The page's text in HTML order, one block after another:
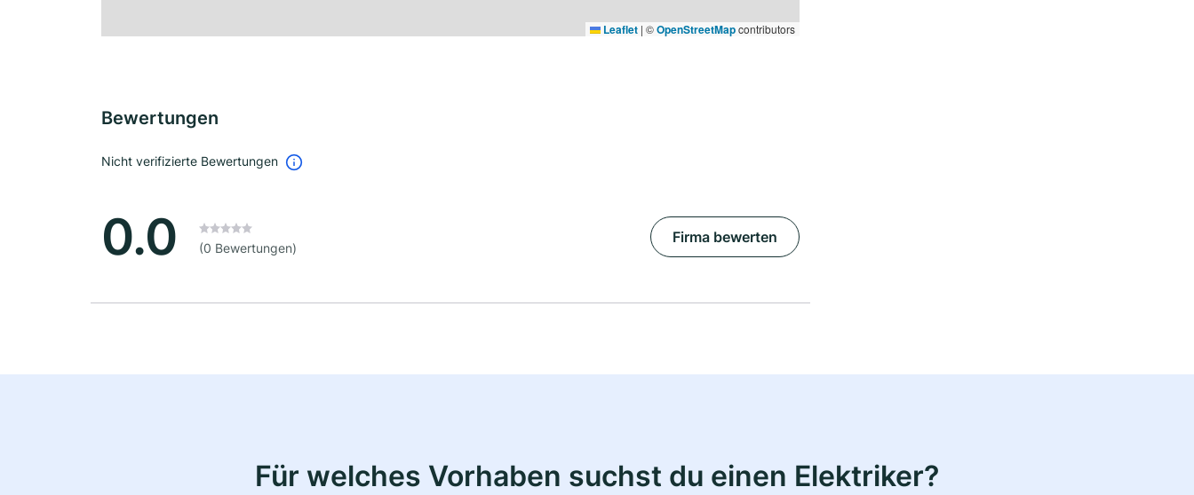
Leaflet | ©OpenStreetMapcontributors
Bewertungen
Nicht verifizierte Bewertungen
0.0 (0 Bewertungen)
Firma bewerten
Für welches Vorhaben suchst du einen Elektriker?